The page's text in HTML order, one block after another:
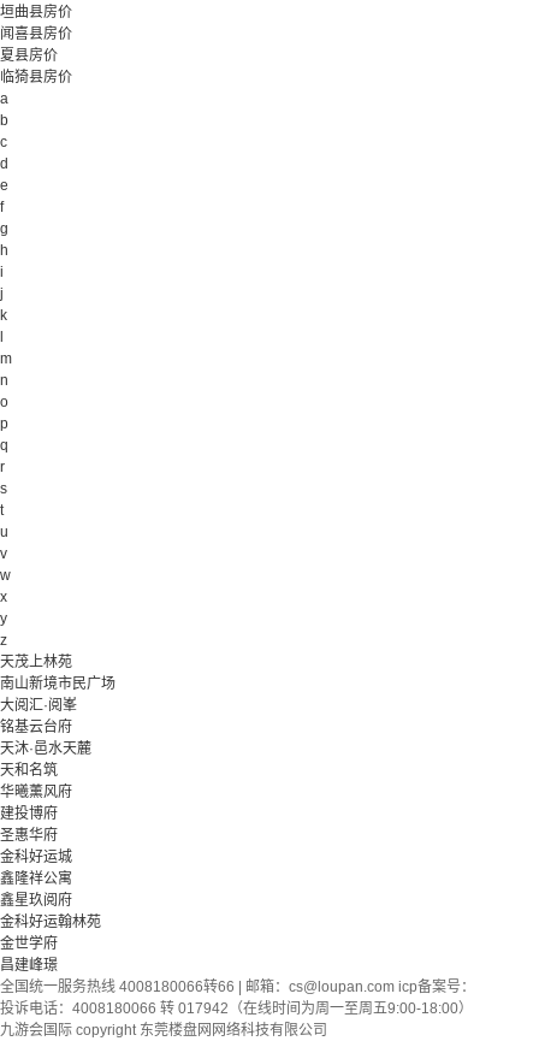
垣曲县房价
闻喜县房价
夏县房价
临猗县房价
a
b
c
d
e
f
g
h
i
j
k
m
n
o
p
q
r
s
t
u
v
w
x
y
z
天茂上林苑
南山新境市民广场
大阅汇·阅峯
铭基云台府
天沐·邑水天麓
天和名筑
华曦薰风府
建投博府
圣惠华府
金科好运城
鑫隆祥公寓
鑫星玖阅府
金科好运翰林苑
金世学府
昌建峰璟
全国统一服务热线 4008180066转66 | 邮箱： cs@loupan.com icp备案号：
投诉电话：4008180066 转 017942（在线时间为周一至周五9:00-18:00）
九游会国际 copyright 东莞楼盘网网络科技有限公司